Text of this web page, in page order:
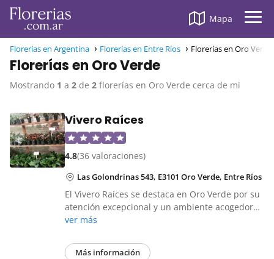
Mapa
Florerías en Argentina Florerías en Entre Ríos Florerías en Oro Verde
Florerías en Oro Verde
Mostrando 1 a 2 de 2 florerías en Oro Verde cerca de mi
Vivero Raíces
4.8(36 valoraciones)
Las Golondrinas 543, E3101 Oro Verde, Entre Ríos
El Vivero Raíces se destaca en Oro Verde por su
atención excepcional y un ambiente acogedor…
ver más
Más información